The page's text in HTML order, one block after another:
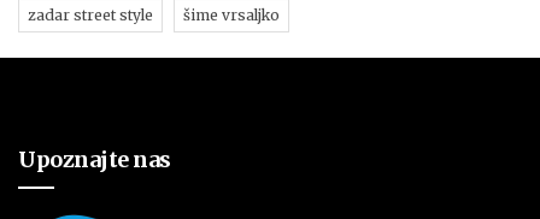
zadar street style šime vrsaljko
Upoznajte nas